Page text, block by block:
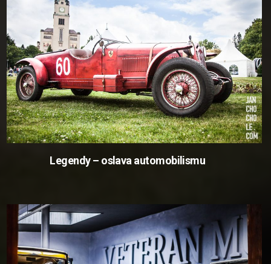
Legendy – oslava automobilismu